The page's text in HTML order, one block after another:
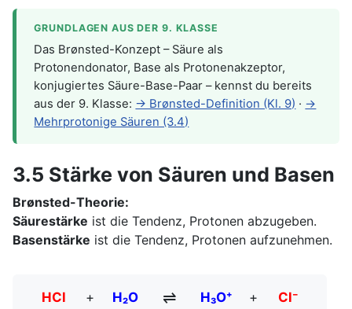
GRUNDLAGEN AUS DER 9. KLASSE
Das Brønsted-Konzept – Säure als
Protonendonator, Base als Protonenakzeptor,
konjugiertes Säure-Base-Paar – kennst du bereits
aus der 9. Klasse: → Brønsted-Definition (Kl. 9) · →
Mehrprotonige Säuren (3.4)
3.5 Stärke von Säuren und Basen
Brønsted-Theorie:
Säurestärke ist die Tendenz, Protonen abzugeben.
Basenstärke ist die Tendenz, Protonen aufzunehmen.
HCl + H₂O ⇌ H₃O⁺ + Cl⁻